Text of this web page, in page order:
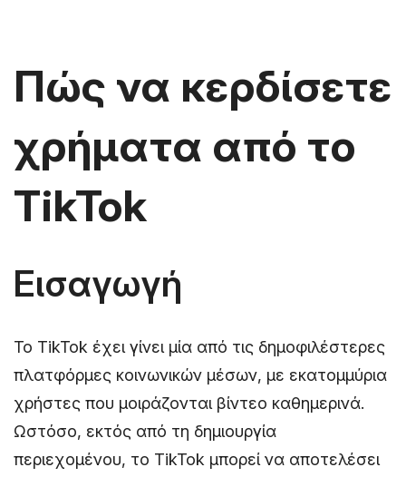
Πώς να κερδίσετε
χρήματα από το
TikTok
Εισαγωγή
Το TikTok έχει γίνει μία από τις δημοφιλέστερες
πλατφόρμες κοινωνικών μέσων, με εκατομμύρια
χρήστες που μοιράζονται βίντεο καθημερινά.
Ωστόσο, εκτός από τη δημιουργία
περιεχομένου, το TikTok μπορεί να αποτελέσει